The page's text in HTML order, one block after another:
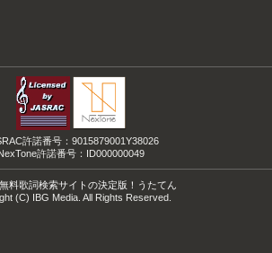
許諾番号：9015879001Y38026
許諾番号：ID000000049
料歌詞検索サイトの決定版！うたてん
(C) IBG Media. All Rights Reserved.